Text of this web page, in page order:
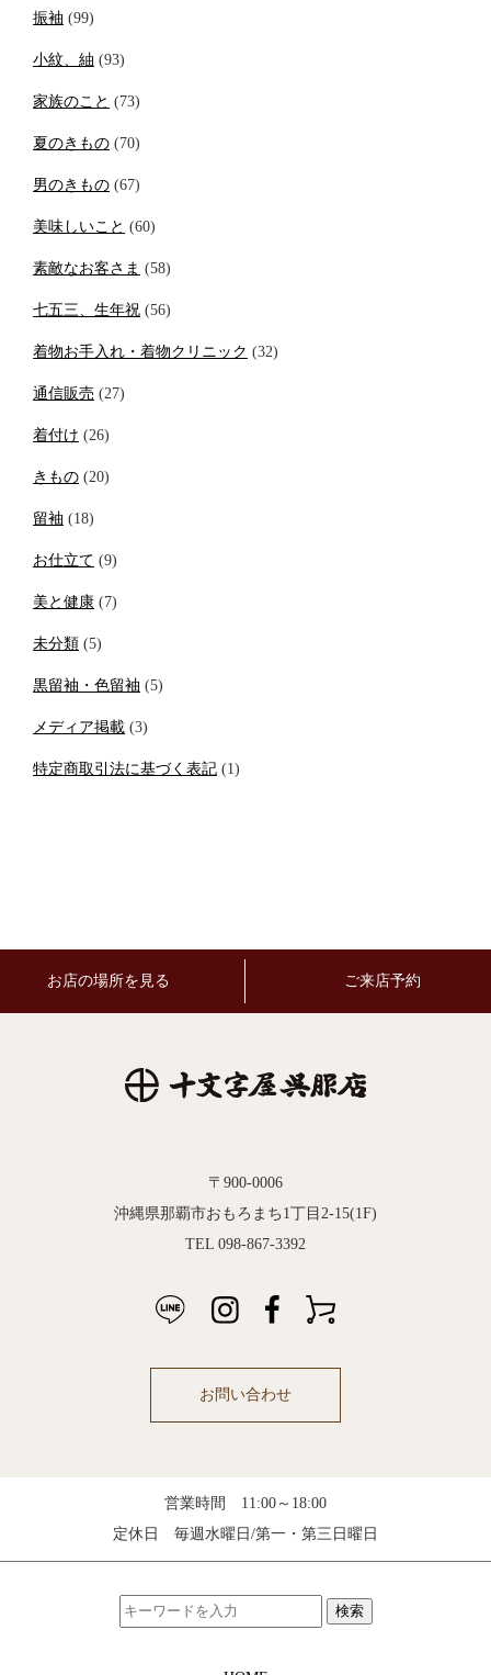
振袖 (99)
小紋、紬 (93)
家族のこと (73)
夏のきもの (70)
男のきもの (67)
美味しいこと (60)
素敵なお客さま (58)
七五三、生年祝 (56)
着物お手入れ・着物クリニック (32)
通信販売 (27)
着付け (26)
きもの (20)
留袖 (18)
お仕立て (9)
美と健康 (7)
未分類 (5)
黒留袖・色留袖 (5)
メディア掲載 (3)
特定商取引法に基づく表記 (1)
お店の場所を見る ご来店予約
〒900-0006
沖縄県那覇市おもろまち1丁目2-15(1F)
TEL 098-867-3392
お問い合わせ
営業時間 11:00～18:00
定休日 毎週水曜日/第一・第三日曜日
検索